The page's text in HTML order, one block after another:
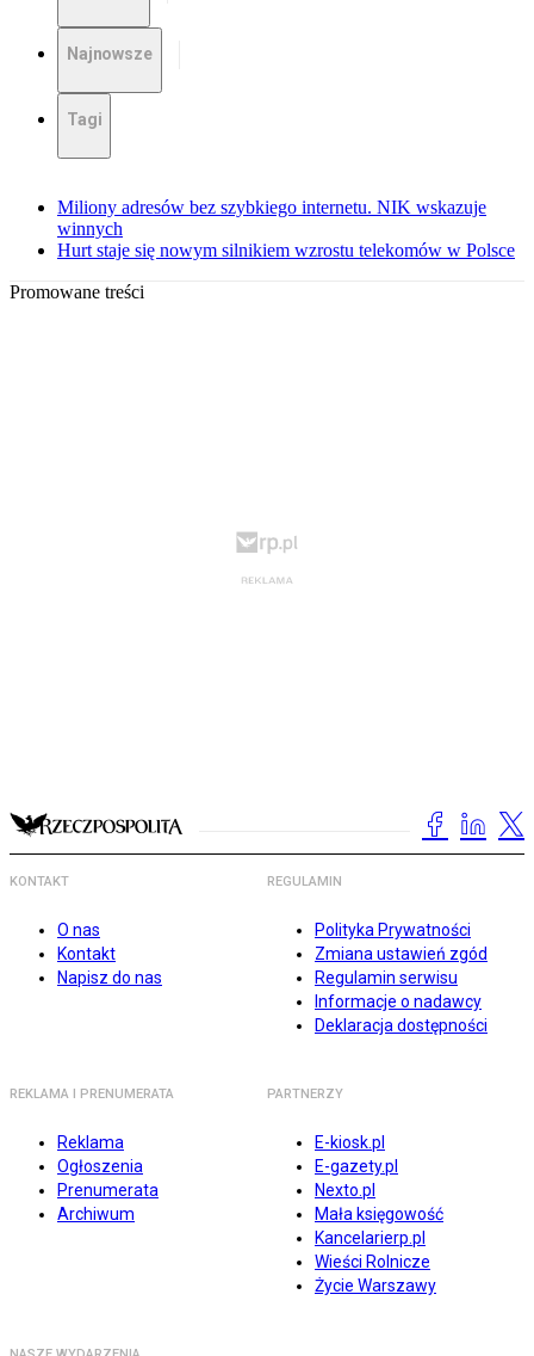
Najnowsze
Tagi
Miliony adresów bez szybkiego internetu. NIK wskazuje
winnych
Hurt staje się nowym silnikiem wzrostu telekomów w Polsce
Promowane treści
KONTAKT
O nas
Kontakt
Napisz do nas
REGULAMIN
Polityka Prywatności
Zmiana ustawień zgód
Regulamin serwisu
Informacje o nadawcy
Deklaracja dostępności
REKLAMA I PRENUMERATA
Reklama
Ogłoszenia
Prenumerata
Archiwum
PARTNERZY
E-kiosk.pl
E-gazety.pl
Nexto.pl
Mała księgowość
Kancelarierp.pl
Wieści Rolnicze
Życie Warszawy